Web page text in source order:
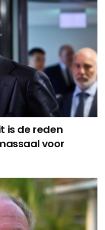
is de reden
voor